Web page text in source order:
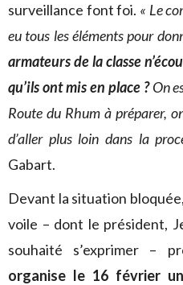
surveillance font foi. « Le
eu tous les éléments pour
armateurs de la classe
qu’ils ont mis en place ?On
Route du Rhum à préparer,
d’aller plus loin dans la
Gabart.
Devant la situation
voile – dont le président,
souhaité s’exprimer –
organise le 16 février